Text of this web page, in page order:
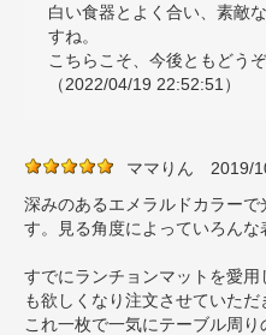
白い食器とよく合い、素敵
すね。
こちらこそ、今後ともどう
（2022/04/19 22:52:51）
ママりん
2019/
深みのあるエメラルドカラー
す。見る角度によっていろんな
すでにランチョンマットを愛
も欲しくなり注文させていただ
これ一枚で一気にテーブル周